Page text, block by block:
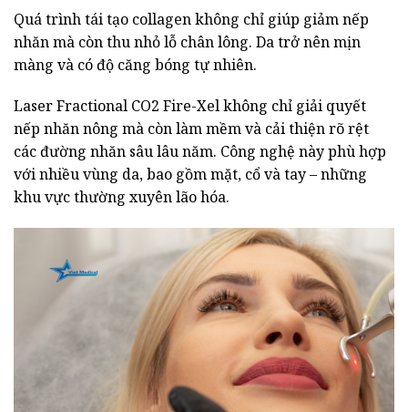
Quá trình tái tạo collagen không chỉ giúp giảm nếp
nhăn mà còn thu nhỏ lỗ chân lông. Da trở nên mịn
màng và có độ căng bóng tự nhiên.
Laser Fractional CO2 Fire-Xel không chỉ giải quyết
nếp nhăn nông mà còn làm mềm và cải thiện rõ rệt
các đường nhăn sâu lâu năm. Công nghệ này phù hợp
với nhiều vùng da, bao gồm mặt, cổ và tay – những
khu vực thường xuyên lão hóa.